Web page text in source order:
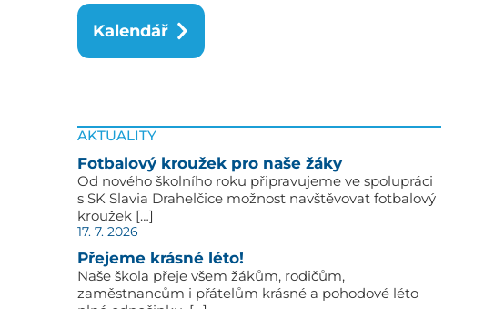
Kalendář
AKTUALITY
Fotbalový kroužek pro naše žáky
Od nového školního roku připravujeme ve spolupráci
s SK Slavia Drahelčice možnost navštěvovat fotbalový
kroužek […]
17. 7. 2026
Přejeme krásné léto!
Naše škola přeje všem žákům, rodičům,
zaměstnancům i přátelům krásné a pohodové léto